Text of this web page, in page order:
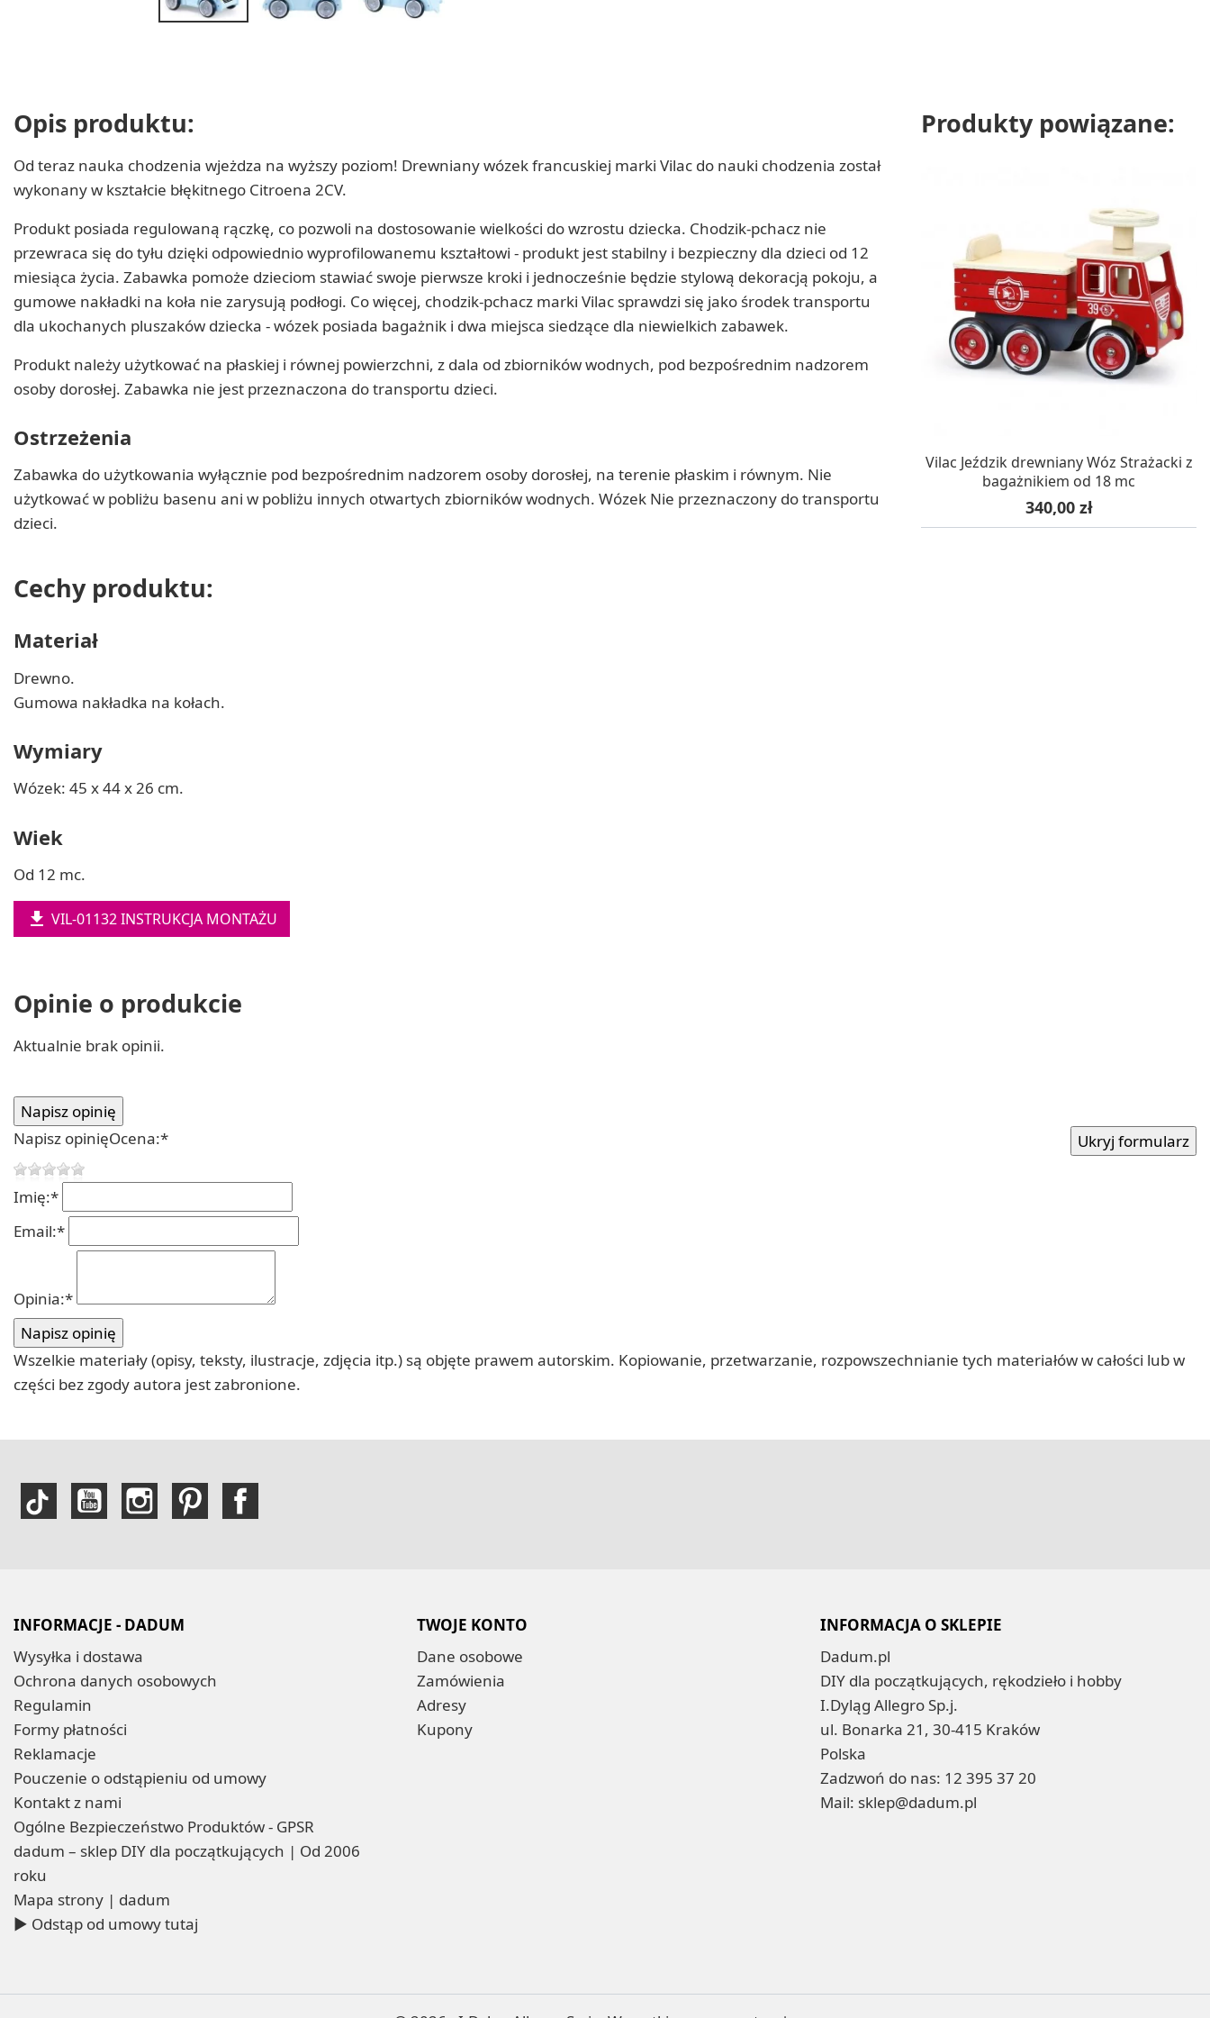
Opis produktu:
Od teraz nauka chodzenia wjeżdza na wyższy poziom! Drewniany wózek francuskiej marki Vilac do nauki chodzenia został
wykonany w kształcie błękitnego Citroena 2CV.
Produkt posiada regulowaną rączkę, co pozwoli na dostosowanie wielkości do wzrostu dziecka. Chodzik-pchacz nie
przewraca się do tyłu dzięki odpowiednio wyprofilowanemu kształtowi - produkt jest stabilny i bezpieczny dla dzieci od 12
miesiąca życia. Zabawka pomoże dzieciom stawiać swoje pierwsze kroki i jednocześnie będzie stylową dekoracją pokoju, a
gumowe nakładki na koła nie zarysują podłogi. Co więcej, chodzik-pchacz marki Vilac sprawdzi się jako środek transportu
dla ukochanych pluszaków dziecka - wózek posiada bagażnik i dwa miejsca siedzące dla niewielkich zabawek.
Produkt należy użytkować na płaskiej i równej powierzchni, z dala od zbiorników wodnych, pod bezpośrednim nadzorem
osoby dorosłej. Zabawka nie jest przeznaczona do transportu dzieci.
Ostrzeżenia
Zabawka do użytkowania wyłącznie pod bezpośrednim nadzorem osoby dorosłej, na terenie płaskim i równym. Nie
użytkować w pobliżu basenu ani w pobliżu innych otwartych zbiorników wodnych. Wózek Nie przeznaczony do transportu
dzieci.
Cechy produktu:
Materiał
Drewno.
Gumowa nakładka na kołach.
Wymiary
Wózek: 45 x 44 x 26 cm.
Wiek
Od 12 mc.
 VIL-01132 INSTRUKCJA MONTAŻU
Produkty powiązane:
W MAGAZYNIE, DOSTAWA 24H
Vilac Jeździk drewniany Wóz Strażacki z
bagażnikiem od 18 mc
Cena
340,00 zł
Opinie o produkcie
Aktualnie brak opinii.
Napisz opinięOcena:*
Imię:*
Email:*
Opinia:*
Wszelkie materiały (opisy, teksty, ilustracje, zdjęcia itp.) są objęte prawem autorskim. Kopiowanie, przetwarzanie, rozpowszechnianie tych materiałów w całości lub w
części bez zgody autora jest zabronione.
INFORMACJE - DADUM
Wysyłka i dostawa
Ochrona danych osobowych
Regulamin
Formy płatności
Reklamacje
Pouczenie o odstąpieniu od umowy
Kontakt z nami
Ogólne Bezpieczeństwo Produktów - GPSR
dadum – sklep DIY dla początkujących | Od 2006
roku
Mapa strony | dadum
▶ Odstąp od umowy tutaj
TWOJE KONTO
Dane osobowe
Zamówienia
Adresy
Kupony
INFORMACJA O SKLEPIE
Dadum.pl
DIY dla początkujących, rękodzieło i hobby
I.Dyląg Allegro Sp.j.
ul. Bonarka 21, 30-415 Kraków
Polska
Zadzwoń do nas: 12 395 37 20
Mail: sklep@dadum.pl